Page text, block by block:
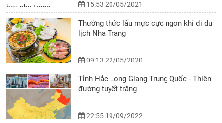
15:53 20/05/2021
Thưởng thức lẩu mực cực ngon khi đi du
lịch Nha Trang
09:13 22/05/2020
Tỉnh Hắc Long Giang Trung Quốc - Thiên
đường tuyết trắng
22:55 19/09/2022